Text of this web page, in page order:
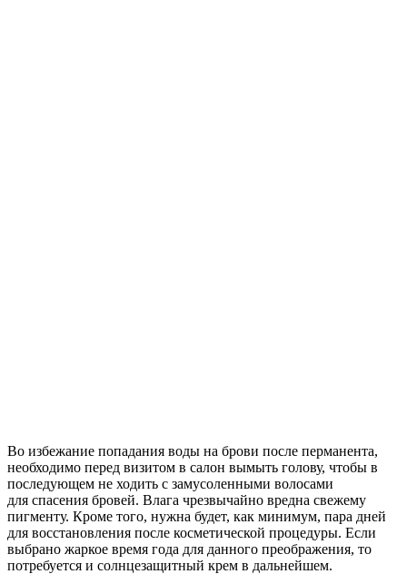
Во избежание попадания воды на брови после перманента,
необходимо перед визитом в салон вымыть голову, чтобы в
последующем не ходить с замусоленными волосами
для спасения бровей. Влага чрезвычайно вредна свежему
пигменту. Кроме того, нужна будет, как минимум, пара дней
для восстановления после косметической процедуры. Если
выбрано жаркое время года для данного преображения, то
потребуется и солнцезащитный крем в дальнейшем.